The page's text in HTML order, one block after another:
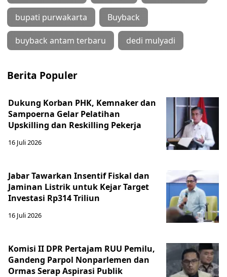
bupati purwakarta Buyback
buyback antam terbaru dedi mulyadi
Berita Populer
Dukung Korban PHK, Kemnaker dan
Sampoerna Gelar Pelatihan
Upskilling dan Reskilling Pekerja
16 Juli 2026
Jabar Tawarkan Insentif Fiskal dan
Jaminan Listrik untuk Kejar Target
Investasi Rp314 Triliun
16 Juli 2026
Komisi II DPR Pertajam RUU Pemilu,
Gandeng Parpol Nonparlemen dan
Ormas Serap Aspirasi Publik